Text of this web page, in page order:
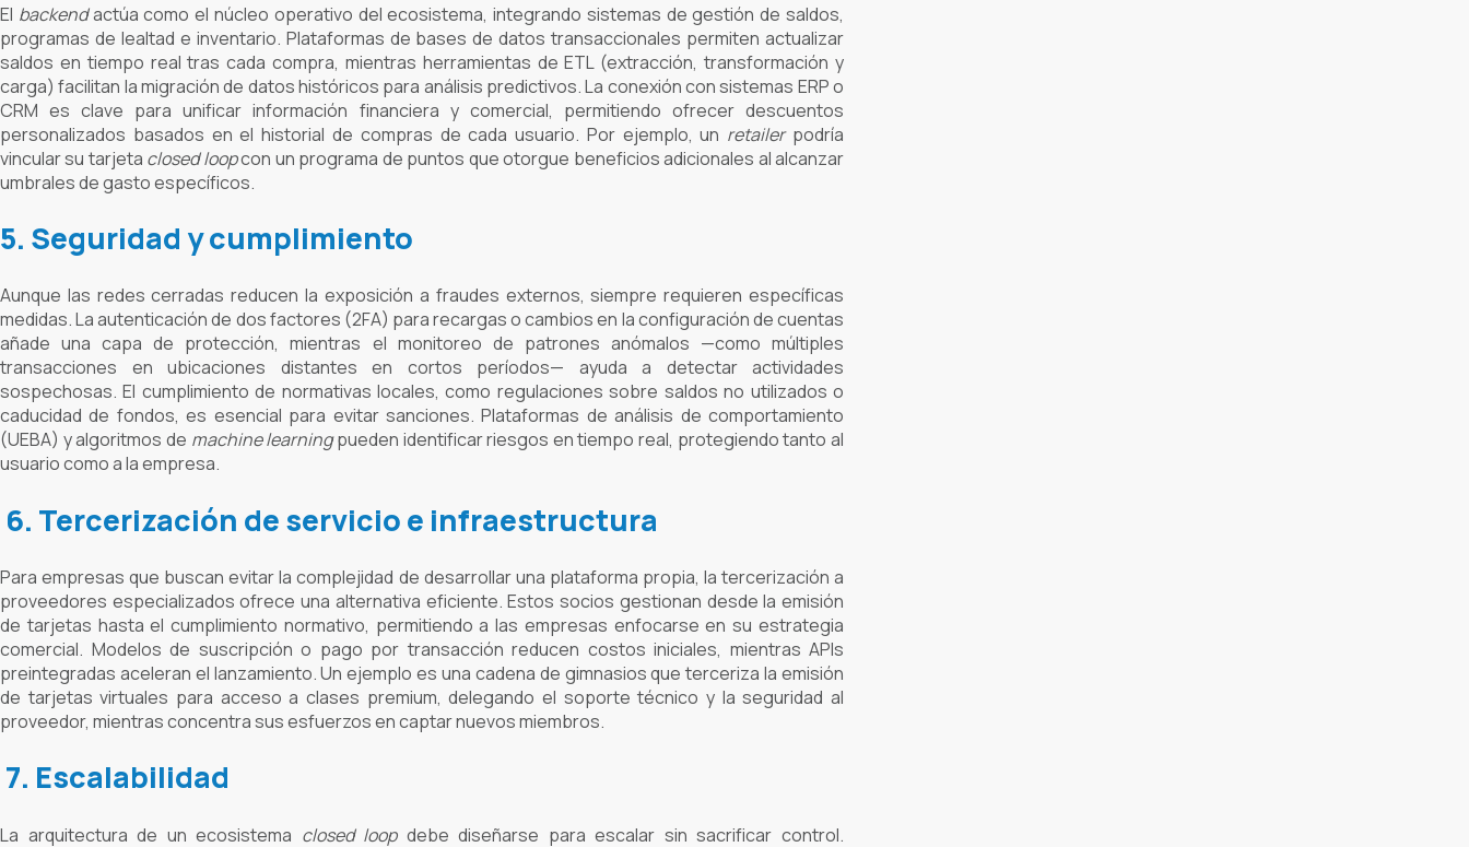
El backendactúa como el núcleo operativo del ecosistema, integrando sistemas de gestión de saldos,
programas de lealtad e inventario. Plataformas de bases de datos transaccionales permiten actualizar
saldos en tiempo real tras cada compra, mientras herramientas de ETL (extracción, transformación y
carga) facilitan la migración de datos históricos para análisis predictivos. La conexión con sistemas ERP o
CRM es clave para unificar información financiera y comercial, permitiendo ofrecer descuentos
personalizados basados en el historial de compras de cada usuario. Por ejemplo, un retailerpodría
vincular su tarjeta closed loopcon un programa de puntos que otorgue beneficios adicionales al alcanzar
umbrales de gasto específicos.
5. Seguridad y cumplimiento
Aunque las redes cerradas reducen la exposición a fraudes externos, siempre requieren específicas
medidas. La autenticación de dos factores (2FA) para recargas o cambios en la configuración de cuentas
añade una capa de protección, mientras el monitoreo de patrones anómalos —como múltiples
transacciones en ubicaciones distantes en cortos períodos— ayuda a detectar actividades
sospechosas. El cumplimiento de normativas locales, como regulaciones sobre saldos no utilizados o
caducidad de fondos, es esencial para evitar sanciones. Plataformas de análisis de comportamiento
(UEBA) y algoritmos de machine learningpueden identificar riesgos en tiempo real, protegiendo tanto al
usuario como a la empresa.
6. Tercerización de servicio e infraestructura
Para empresas que buscan evitar la complejidad de desarrollar una plataforma propia, la tercerización a
proveedores especializados ofrece una alternativa eficiente. Estos socios gestionan desde la emisión
de tarjetas hasta el cumplimiento normativo, permitiendo a las empresas enfocarse en su estrategia
comercial. Modelos de suscripción o pago por transacción reducen costos iniciales, mientras APIs
preintegradas aceleran el lanzamiento. Un ejemplo es una cadena de gimnasios que terceriza la emisión
de tarjetas virtuales para acceso a clases premium, delegando el soporte técnico y la seguridad al
proveedor, mientras concentra sus esfuerzos en captar nuevos miembros.
7. Escalabilidad
La arquitectura de un ecosistema closed loopdebe diseñarse para escalar sin sacrificar control.